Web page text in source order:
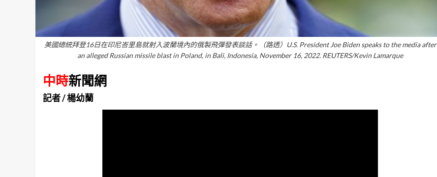
美國總統拜登16日在印尼峇里島就射入波蘭境內的俄製飛彈發表談話。（路透）U.S. President Joe Biden speaks to the media after
an alleged Russian missile blast in Poland, in Bali, Indonesia, November 16, 2022. REUTERS/Kevin Lamarque
中時新聞網
記者 / 楊幼蘭